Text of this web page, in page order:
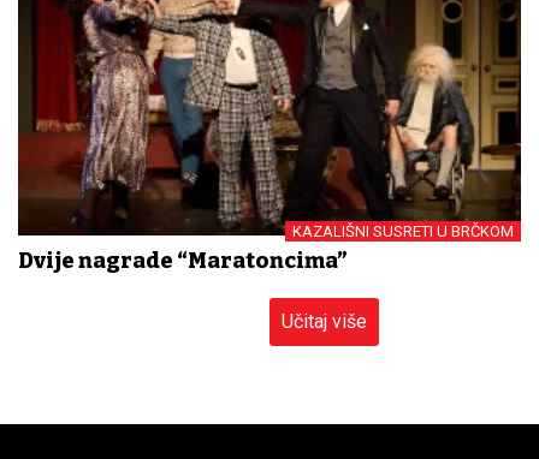
KAZALIŠNI SUSRETI U BRČKOM
Dvije nagrade “Maratoncima”
Učitaj više